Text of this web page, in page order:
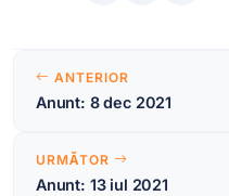
Navigare
în
ANTERIOR
Anunt: 8 dec 2021
URMĂTOR
Anunt: 13 iul 2021